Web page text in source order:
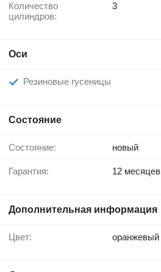
Количество
цилиндров:
3
Оси
Резиновые гусеницы
Состояние
Состояние: новый
Гарантия: 12 месяцев
Дополнительная информация
Цвет: оранжевый